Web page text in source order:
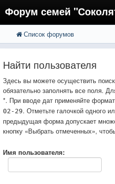
Форум семей
FAQ
Вход
Список форумов
Найти пользователя
Здесь вы можете осуществить
обязательно заполнять все поля.
*. При вводе дат применяйте формат
02-29. Отметьте галочкой одного
предыдущая форма допускает
кнопку «Выбрать отмеченных»,
Имя пользователя: